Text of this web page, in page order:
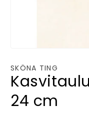
1
modaalisessa
ikkunassa
SKÖNA TING
24 cm